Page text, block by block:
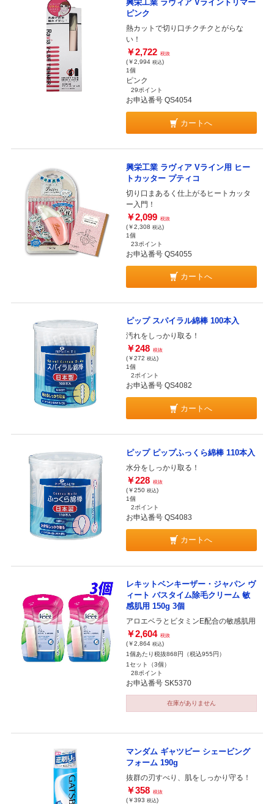
興栄工業 ラヴィア Vライントリマー
ピンク
熱カットで切り口チクチクとがらな
い！
￥2,722 税抜
(￥2,994 税込)
1個
ピンク
29ポイント
お申込番号 QS4054
カートへ
興栄工業 ラヴィア Vライン用 ヒー
トカッター プティコ
切り口まあるく仕上がるヒートカッタ
ー入門！
￥2,099 税抜
(￥2,308 税込)
1個
23ポイント
お申込番号 QS4055
カートへ
ピップ スパイラル綿棒 100本入
汚れをしっかり取る！
￥248 税抜
(￥272 税込)
1個
2ポイント
お申込番号 QS4082
カートへ
ピップ ピップふっくら綿棒 110本入
水分をしっかり取る！
￥228 税抜
(￥250 税込)
1個
2ポイント
お申込番号 QS4083
カートへ
レキットベンキーザー・ジャパン ヴ
ィート バスタイム除毛クリーム 敏
感肌用 150g 3個
アロエベラとビタミンE配合の敏感肌用
￥2,604 税抜
(￥2,864 税込)
1個あたり税抜868円（税込955円）
1セット（3個）
28ポイント
お申込番号 SK5370
在庫がありません
マンダム ギャツビー シェービング
フォーム 190g
抜群の刃すべり、肌をしっかり守る！
￥358 税抜
(￥393 税込)